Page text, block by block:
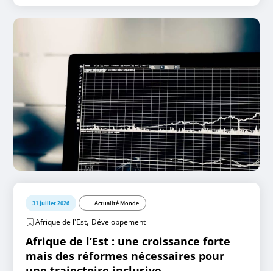
31 juillet 2026 Actualité Monde
Afrique de l'Est, Développement
Afrique de l’Est : une croissance forte
mais des réformes nécessaires pour